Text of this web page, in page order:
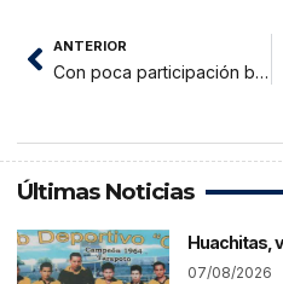
ANTERIOR
Con poca participación bloquean tramo carretero Yurimaguas-Munichis
Últimas Noticias
Huachitas,
07/08/2026